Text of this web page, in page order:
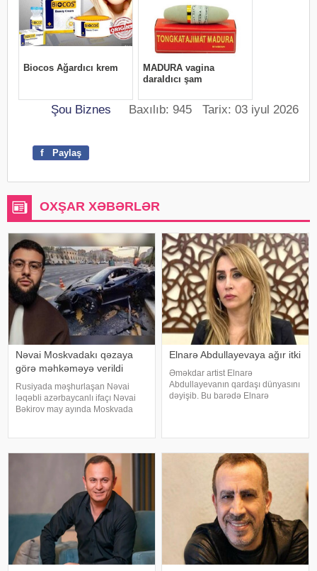
Şou Biznes Baxılıb: 945 Tarix: 03 iyul 2026
f Paylaş
OXŞAR XƏBƏRLƏR
Nəvai Moskvadakı qəzaya
görə məhkəməyə verildi
Rusiyada məşhurlaşan Nəvai
ləqəbli azərbaycanlı ifaçı Nəvai
Bəkirov may ayında Moskvada
görə məhkəməyə verilib. Bu
barədə TASS məlumat yayıb
Elnarə Abdullayevaya ağır itki
Əməkdar artist Elnarə
Abdullayevanın qardaşı dünyasını
dəyişib. Bu barədə Elnarə
elə bir itki yaşayır ki, onu heç bir
söz ifad